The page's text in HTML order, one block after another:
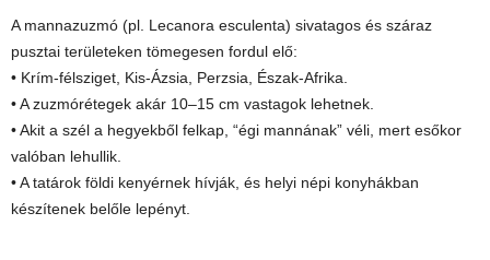
A mannazuzmó (pl. Lecanora esculenta) sivatagos és száraz
pusztai területeken tömegesen fordul elő:
• Krím-félsziget, Kis-Ázsia, Perzsia, Észak-Afrika.
• A zuzmórétegek akár 10–15 cm vastagok lehetnek.
• Akit a szél a hegyekből felkap, “égi mannának” véli, mert esőkor
valóban lehullik.
• A tatárok földi kenyérnek hívják, és helyi népi konyhákban
készítenek belőle lepényt.